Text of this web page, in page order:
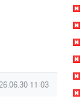
일 11:03